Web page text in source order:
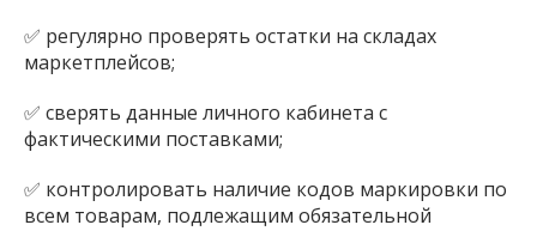
✅ регулярно проверять остатки на складах
маркетплейсов;
✅ сверять данные личного кабинета с
фактическими поставками;
✅ контролировать наличие кодов маркировки по
всем товарам, подлежащим обязательной